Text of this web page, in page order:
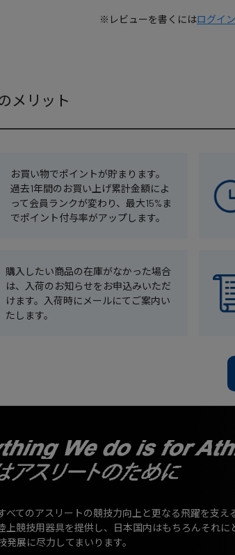
※レビューを書くにはログイン
メリット
お買い物でポイントが貯まります。
過去1年間のお買い上げ累計金額によ
って会員ランクが変わり、最大15%ま
でポイント付与率がアップします。
購入したい商品の在庫がなかった場合
は、入荷のお知らせをお申込みいただ
けます。入荷時にメールにてご案内い
たします。
べてのアスリートの競技力向上と更なる飛躍を支え
上競技用器具を提供し、日本国内はもちろんそれに
発展に尽力してまいります。